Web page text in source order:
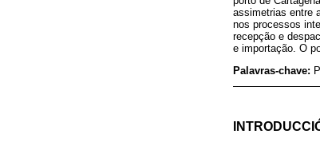
assimetrias entre
nos processos
recepção e
e importação. O
Palavras-chave: